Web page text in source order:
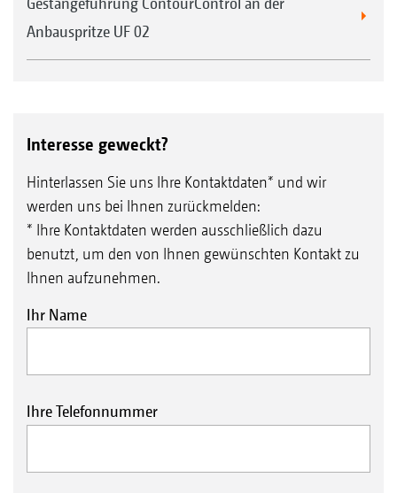
Anbauspritze UF 02
Interesse geweckt?
Hinterlassen Sie uns Ihre Kontaktdaten* und wir
werden uns bei Ihnen zurückmelden:
* Ihre Kontaktdaten werden ausschließlich dazu
benutzt, um den von Ihnen gewünschten Kontakt zu
Ihnen aufzunehmen.
Ihr Name
Ihre Telefonnummer